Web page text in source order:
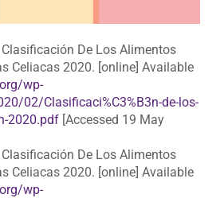
De Los Alimentos
Celiacas 2020. [online] Available
wp-
02/Clasificaci%C3%B3n-de-los-
2020.pdf [Accessed 19 May
De Los Alimentos
Celiacas 2020. [online] Available
wp-